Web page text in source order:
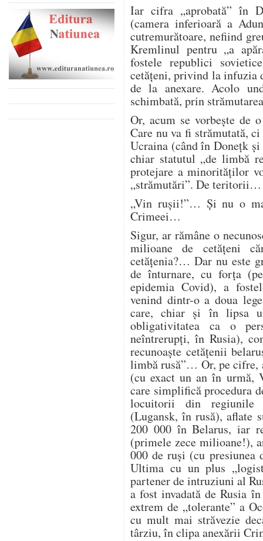
Iar cifra „aprobată” în
(camera inferioară a
cutremurătoare, nefiind
Kremlinul pentru „a
fostele republici
cetățeni, privind la infuzia
de la anexare. Acolo
schimbată, prin
Or, acum se vorbește de
Care nu va fi strămutată,
Ucraina (când în Donețk
chiar statutul „de limbă
protejare a minorităților
„strămutări”. De teritorii…
„Vin rușii!”… Și nu o
Crimeei…
Sigur, ar rămâne o
milioane de cetățeni
cetățenia?… Dar nu este
de înturnare, cu forța
epidemia Covid), a
venind dintr-o a doua
care, chiar și în lipsa
obligativitatea ca o
neîntrerupți, în Rusia),
recunoaște cetățenii
limbă rusă”… Or, pe cifre,
(cu exact un an în urmă,
care simplifică procedura
locuitorii din regiunile
(Lugansk, în rusă), aflate
200 000 în Belarus, iar
(primele zece milioane!),
000 de ruși (cu
Ultima cu un plus
partener de intruziuni al
a fost invadată de Rusia
extrem de „tolerante” a
cu mult mai străvezie
târziu, în clipa anexării